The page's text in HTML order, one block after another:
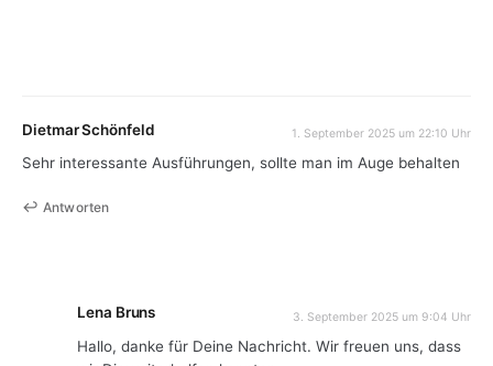
Dietmar Schönfeld 1. September 2025 um 22:10 Uhr
Sehr interessante Ausführungen, sollte man im Auge behalten
Antworten
Lena Bruns 3. September 2025 um 9:04 Uhr
Hallo, danke für Deine Nachricht. Wir freuen uns, dass